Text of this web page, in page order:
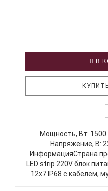
В
Мощность, Вт:
Напряжение, В:
ИнформацияСтрана
LED strip 220V блок
12x7 IP68 с кабелем,